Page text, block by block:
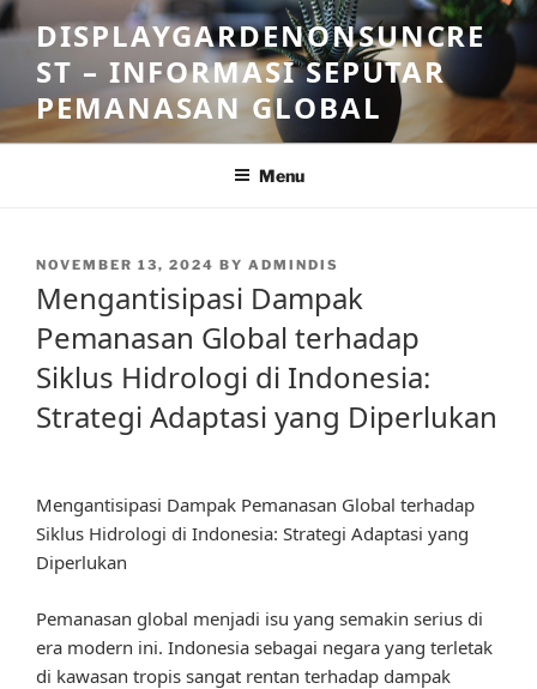
Skip
to
content
DISPLAYGARDENONSUNCRE
ST – INFORMASI SEPUTAR
PEMANASAN GLOBAL
Menu
POSTED
NOVEMBER 13, 2024 BY ADMINDIS
Mengantisipasi Dampak
Pemanasan Global terhadap
Siklus Hidrologi di Indonesia:
Strategi Adaptasi yang Diperlukan
Mengantisipasi Dampak Pemanasan Global terhadap
Siklus Hidrologi di Indonesia: Strategi Adaptasi yang
Diperlukan
Pemanasan global menjadi isu yang semakin serius di
era modern ini. Indonesia sebagai negara yang terletak
di kawasan tropis sangat rentan terhadap dampak